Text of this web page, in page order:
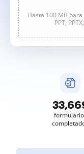
Hasta 100 MB para
PPT,